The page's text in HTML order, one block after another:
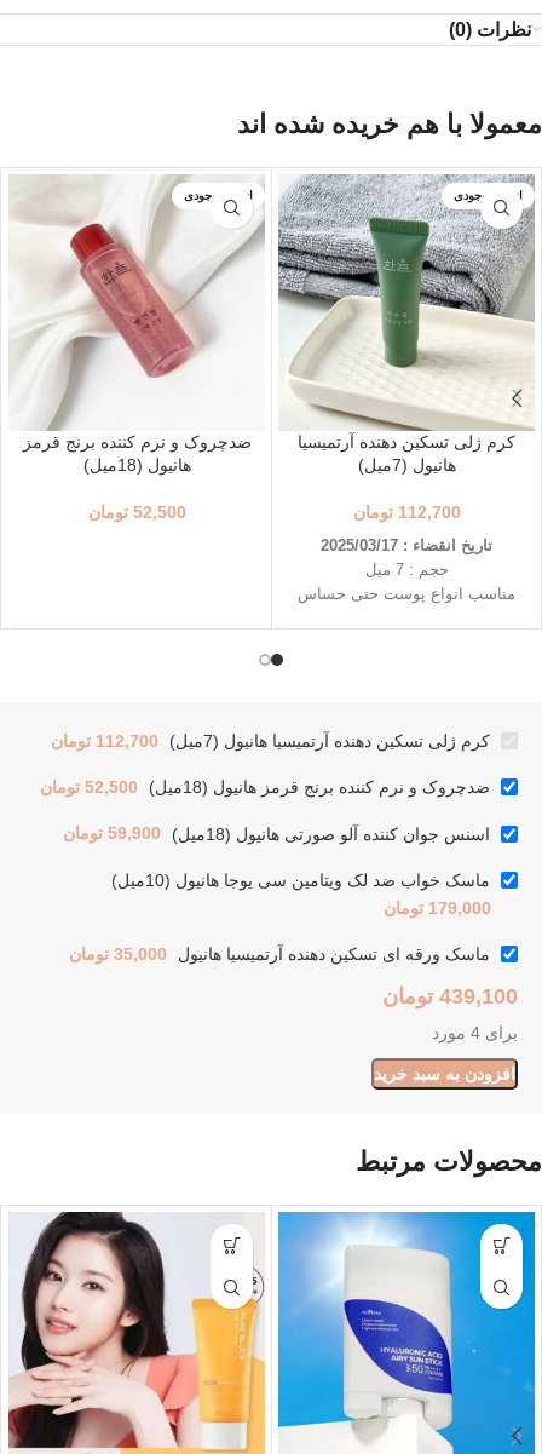
نظرات (0)
معمولا با هم خریده شده اند
اتمام موجودی
کرم ژلی تسکین دهنده آرتمیسیا
هانیول (7میل)
112,700 تومان
تاریخ انقضاء : 2025/03/17
حجم : 7 میل
مناسب انواع پوست حتی حساس
اتمام موجودی
ضدچروک و نرم کننده برنج قرمز
هانیول (18میل)
52,500 تومان
کرم ژلی تسکین دهنده آرتمیسیا هانیول (7میل) 112,700 تومان
ضدچروک و نرم کننده برنج قرمز هانیول (18میل) 52,500 تومان
اسنس جوان کننده آلو صورتی هانیول (18میل) 59,900 تومان
ماسک خواب ضد لک ویتامین سی یوجا هانیول (10میل)
179,000 تومان
ماسک ورقه ای تسکین دهنده آرتمیسیا هانیول 35,000 تومان
439,100 تومان
برای 4 مورد
افزودن به سبد خرید
محصولات مرتبط